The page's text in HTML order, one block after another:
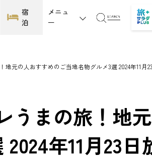
宿
泊
メニュ
ー
地元の人おすすめのご当地名物グルメ3選 2024年11月
うまの旅！地
年11月23日